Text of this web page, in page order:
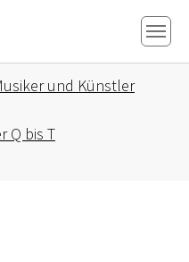
und Künstler
Q bis T